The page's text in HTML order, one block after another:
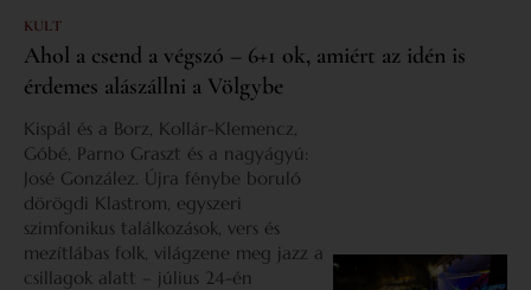
KULT
Ahol a csend a végszó – 6+1 ok, amiért az idén is
érdemes alászállni a Völgybe
Kispál és a Borz, Kollár-Klemencz,
Góbé, Parno Graszt és a nagyágyú:
José González. Újra fénybe boruló
dörögdi Klastrom, egyszeri
szimfonikus találkozások, vers és
mezítlábas folk, világzene meg jazz a
csillagok alatt – július 24-én